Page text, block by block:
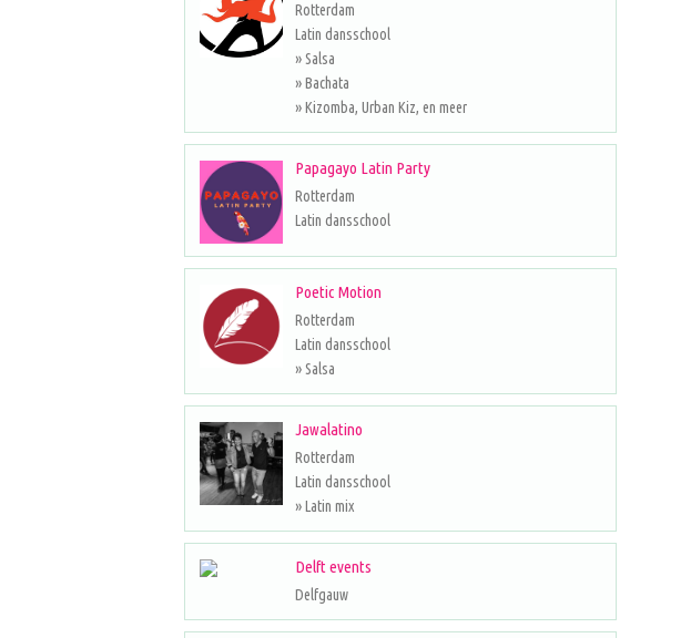
Rotterdam
Latin dansschool
» Salsa
» Bachata
» Kizomba, Urban Kiz, en meer
Papagayo Latin Party
Rotterdam
Latin dansschool
Poetic Motion
Rotterdam
Latin dansschool
» Salsa
Jawalatino
Rotterdam
Latin dansschool
» Latin mix
Delft events
Delfgauw